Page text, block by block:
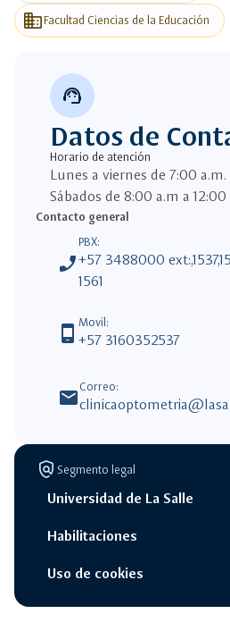
businessFacultad Ciencias de la Educación
switch_access_shortcut
support_agent
Datos de
Horario de atención
Lunes a viernes de 7:00
Sábados de 8:00 a.m a 12:00
Contacto general
phone_enabled
PBX:
+57 3488000
1561
phone_android Movil:
+57 3160352537
mail Correo:
policy Segmento legal
Universidad de La Salle
Habilitaciones
Uso de cookies